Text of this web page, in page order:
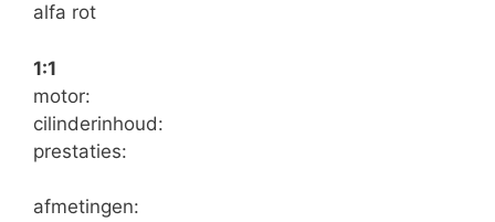
alfa rot
1:1
motor:
cilinderinhoud:
prestaties:
afmetingen: